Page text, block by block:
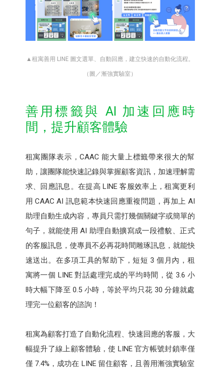
▲租寓善用 LINE 圖文選單、自動回應，建立快速的自動化流程。
（圖／漸強實驗室）
善用標籤與 AI 加速回應時
間，提升顧客體驗
租寓團隊表示，CAAC 能大量上標籤帶來很大的幫
助，讓團隊能快速記錄與掌握顧客資訊，加速理解需
求、回應訊息。在提高 LINE 客服效率上，租寓更利
用 CAAC AI 訊息範本快速回應重複問題，再加上 AI
助理自動生成內容，專員只需打幾個關鍵字或簡單的
句子，就能使用 AI 助理自動擴寫成一段禮貌、正式
的客服訊息，使專員不必再花時間雕琢訊息，就能快
速送出。在多項工具的幫助下，短短 3 個月內，租
寓將一個 LINE 對話處理完成的平均時間，從 3.6 小
時大幅下降至 0.5 小時，等於平均只花 30 分鐘就處
理完一位顧客的諮詢！
租寓為顧客打造了自動化流程、快速回應的客服，大
幅提升了線上顧客體驗，使 LINE 官方帳號封鎖率僅
僅 7.4%，成功在 LINE 留住顧客，且善用漸強實驗室